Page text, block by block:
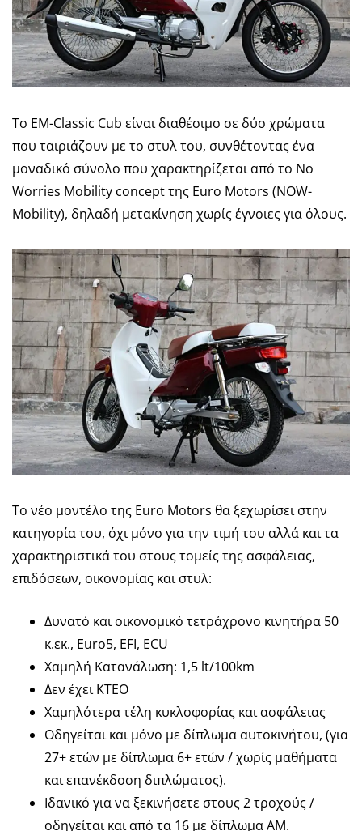
Το EM-Classic Cub είναι διαθέσιμο σε δύο χρώματα
που ταιριάζουν με το στυλ του, συνθέτοντας ένα
μοναδικό σύνολο που χαρακτηρίζεται από το No
Worries Mobility concept της Euro Motors (NOW-
Mobility), δηλαδή μετακίνηση χωρίς έγνοιες για όλους.
Το νέο μοντέλο της Euro Motors θα ξεχωρίσει στην
κατηγορία του, όχι μόνο για την τιμή του αλλά και τα
χαρακτηριστικά του στους τομείς της ασφάλειας,
επιδόσεων, οικονομίας και στυλ:
Δυνατό και οικονομικό τετράχρονο κινητήρα 50
κ.εκ., Euro5, EFI, ECU
Χαμηλή Κατανάλωση: 1,5 lt/100km
Δεν έχει ΚΤΕΟ
Χαμηλότερα τέλη κυκλοφορίας και ασφάλειας
Οδηγείται και μόνο με δίπλωμα αυτοκινήτου, (για
27+ ετών με δίπλωμα 6+ ετών / χωρίς μαθήματα
και επανέκδοση διπλώματος).
Ιδανικό για να ξεκινήσετε στους 2 τροχούς /
οδηγείται και από τα 16 με δίπλωμα ΑΜ.